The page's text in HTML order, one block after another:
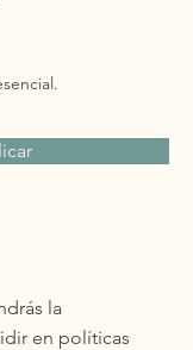
la
en políticas